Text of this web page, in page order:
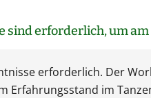
sind erforderlich, um
erforderlich. Der
Erfahrungsstand im